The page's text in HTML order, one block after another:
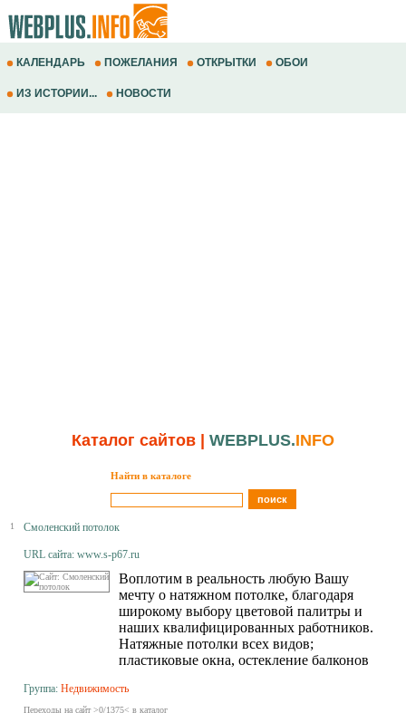
КАЛЕНДАРЬ ПОЖЕЛАНИЯ ОТКРЫТКИ ОБОИ
ИЗ ИСТОРИИ... НОВОСТИ
Каталог сайтов WEBPLUS.INFO
Найти в каталоге
1 Смоленский потолок
URL сайта: www.s-p67.ru
Воплотим в реальность любую Вашу
мечту о натяжном потолке, благодаря
широкому выбору цветовой палитры и
наших квалифицированных работников.
Натяжные потолки всех видов;
пластиковые окна, остекление балконов
Группа: Недвижимость
Переходы на сайт >0/1375< в каталог